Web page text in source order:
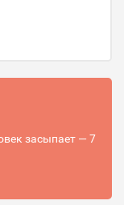
засыпает — 7